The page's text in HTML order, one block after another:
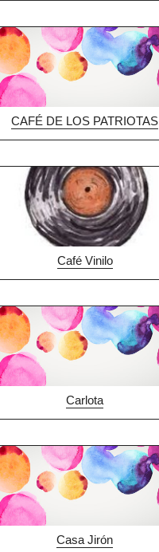
CAFÉ DE LOS PATRIOTAS
Café Vinilo
Carlota
Casa Jirón